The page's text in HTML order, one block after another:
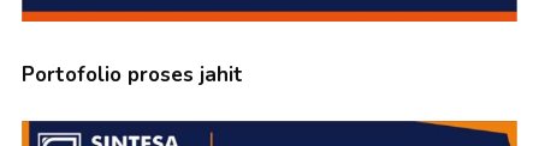
Portofolio proses jahit